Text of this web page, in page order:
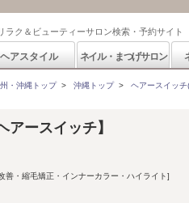
ラク＆ビューティーサロン検索・予約サイト
ヘアスタイル ネイル・まつげサロン
・沖縄トップ> 沖縄トップ> ヘアースイッ
ースイッチ】
善・縮毛矯正・インナーカラー・ハイライト]